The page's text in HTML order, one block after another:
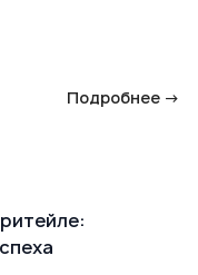
Подробнее →